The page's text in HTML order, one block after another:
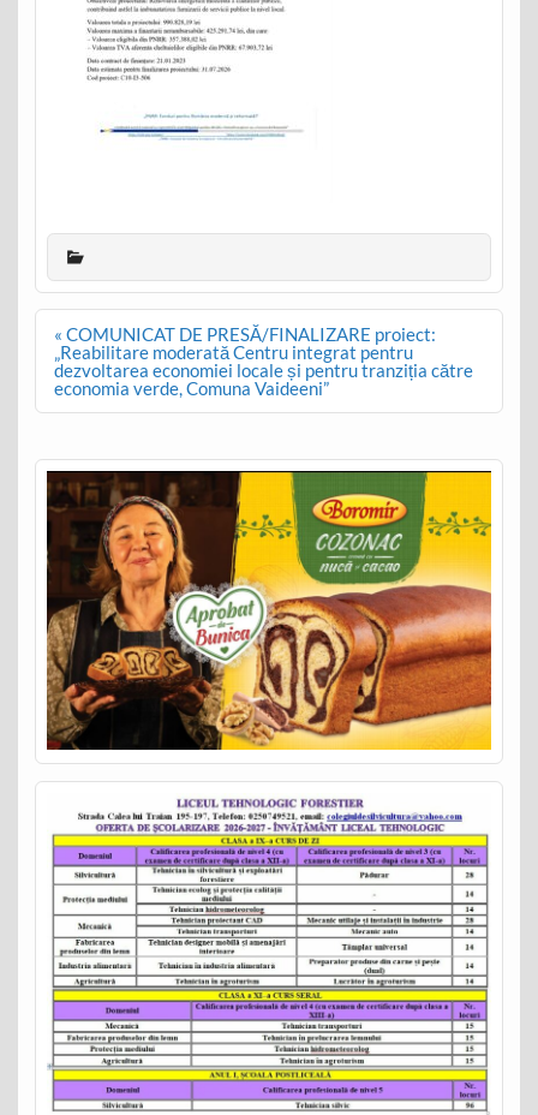
Post
navigation
« COMUNICAT DE PRESĂ/FINALIZARE proiect:
„Reabilitare moderată Centru integrat pentru
dezvoltarea economiei locale și pentru tranziția către
economia verde, Comuna Vaideeni”